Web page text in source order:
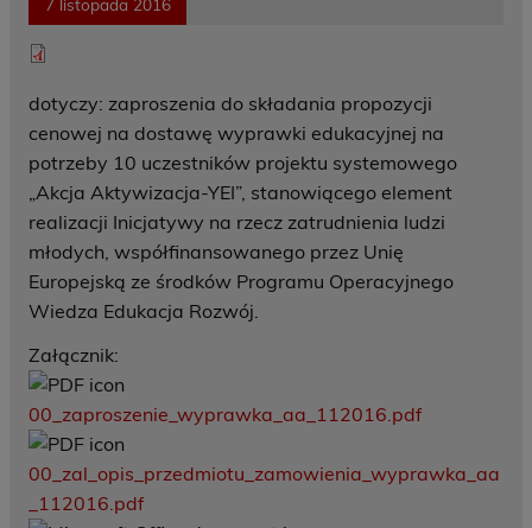
7 listopada 2016
dotyczy: zaproszenia do składania propozycji
cenowej na dostawę wyprawki edukacyjnej na
potrzeby 10 uczestników projektu systemowego
„Akcja Aktywizacja-YEI”, stanowiącego element
realizacji Inicjatywy na rzecz zatrudnienia ludzi
młodych, współfinansowanego przez Unię
Europejską ze środków Programu Operacyjnego
Wiedza Edukacja Rozwój.
Załącznik:
00_zaproszenie_wyprawka_aa_112016.pdf
00_zal_opis_przedmiotu_zamowienia_wyprawka_aa
_112016.pdf